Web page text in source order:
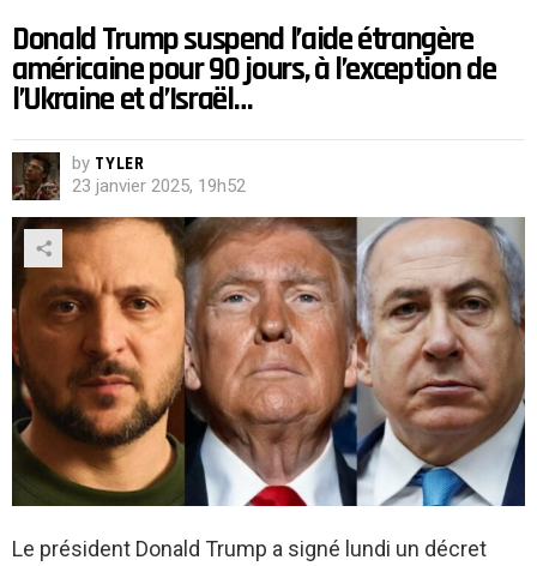
Donald Trump suspend l’aide étrangère
américaine pour 90 jours, à l’exception de
l’Ukraine et d’Israël…
by TYLER
23 janvier 2025, 19h52
Le président Donald Trump a signé lundi un décret